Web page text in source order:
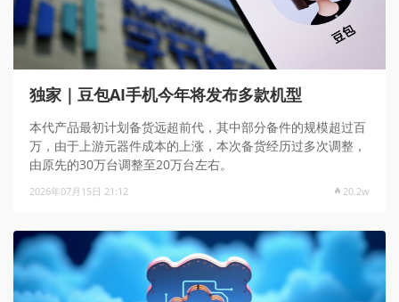
独家｜豆包AI手机今年将发布多款机型
本代产品最初计划备货远超前代，其中部分备件的规模超过百
万，由于上游元器件成本的上涨，本次备货经历过多次调整，
由原先的30万台调整至20万台左右。
2026年07月15日 21:12 20.2w